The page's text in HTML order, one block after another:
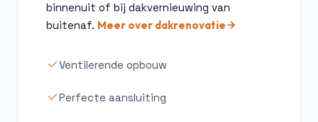
binnenuit of bij dakvernieuwing van
buitenaf. Meer over dakrenovatie
Ventilerende opbouw
Perfecte aansluiting